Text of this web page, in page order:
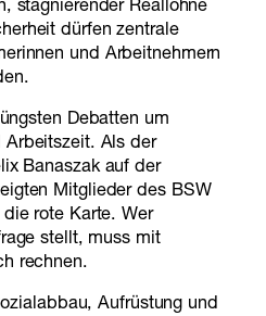
stagnierender Reallöhne
dürfen zentrale
und Arbeitnehmern
Debatten um
Arbeitszeit. Als der
Banaszak auf der
Mitglieder des BSW
rote Karte. Wer
stellt, muss mit
rechnen.
Aufrüstung und